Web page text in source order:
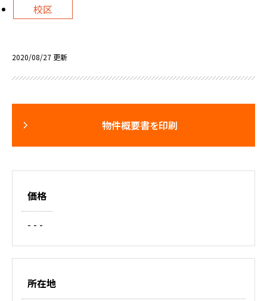
校区
2020/08/27 更新
物件概要書を印刷
価格
- - -
所在地